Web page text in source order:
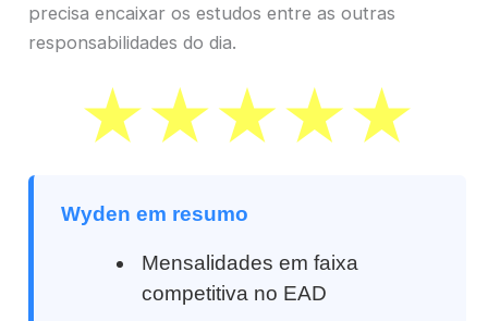
precisa encaixar os estudos entre as outras
responsabilidades do dia.
Wyden em resumo
Mensalidades em faixa
competitiva no EAD